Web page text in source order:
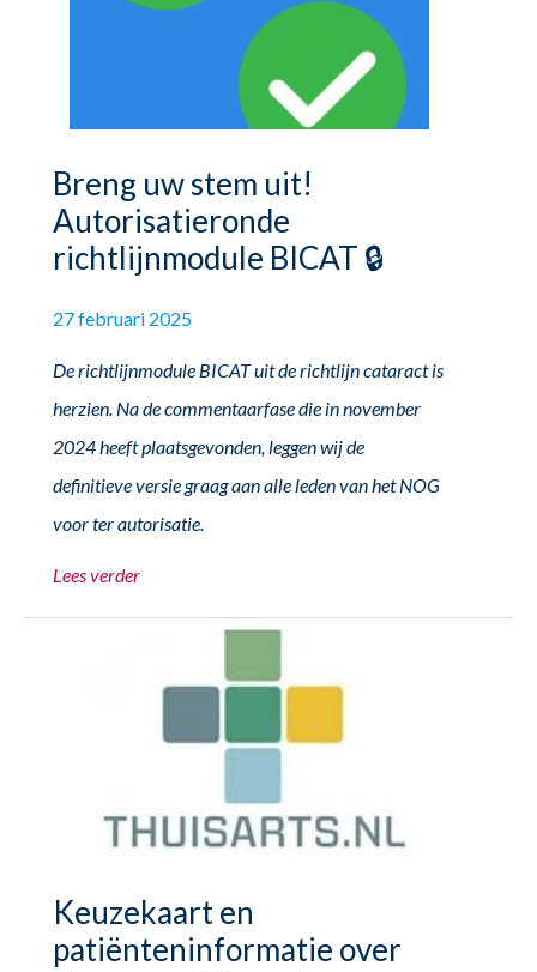
Breng uw stem uit!
Autorisatieronde
richtlijnmodule BICAT 🔒
27 februari 2025
De richtlijnmodule BICAT uit de richtlijn cataract is
herzien. Na de commentaarfase die in november
2024 heeft plaatsgevonden, leggen wij de
definitieve versie graag aan alle leden van het NOG
voor ter autorisatie.
Lees verder
Keuzekaart en
patiënteninformatie over